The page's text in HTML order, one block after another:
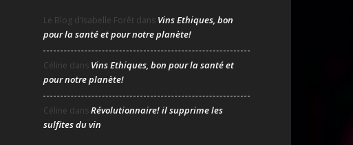
Le Blog d’Isabelle Forêt dans Vins Ethiques, bon
pour la santé et pour notre planète!
Céline dans Vins Ethiques, bon pour la santé et
pour notre planète!
Céline dansRévolutionnaire! il supprime les
sulfites du vin